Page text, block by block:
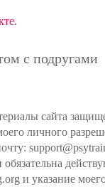
с подругами
сайта
личного
и указание